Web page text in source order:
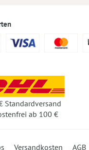
Standardversand
ab 100 €
Versandkosten AGB